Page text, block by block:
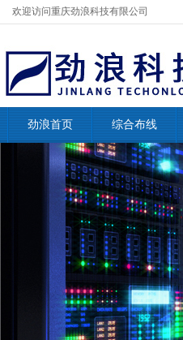
欢迎访问重庆劲浪科技有限公司
劲浪首页 综合布线